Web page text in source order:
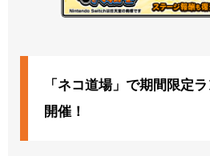
「ネコ道場」で期間限定
開催！